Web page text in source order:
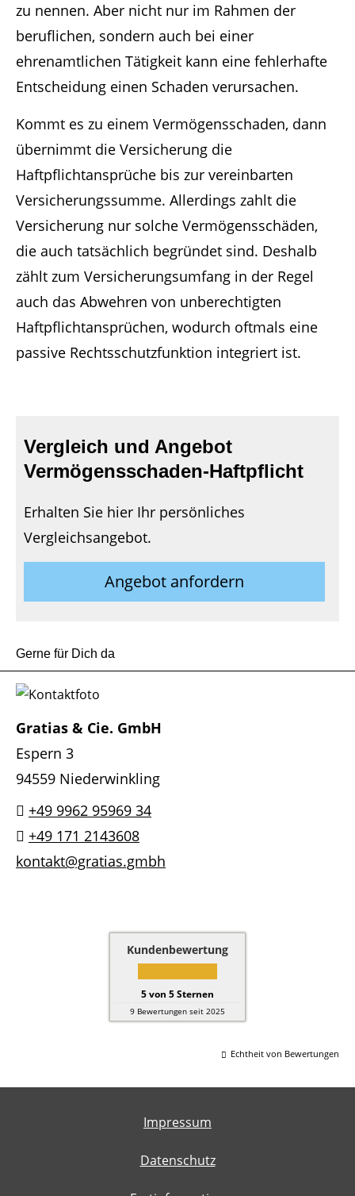
zu nennen. Aber nicht nur im Rahmen der
beruflichen, sondern auch bei einer
ehrenamtlichen Tätigkeit kann eine fehlerhafte
Entscheidung einen Schaden verursachen.
Kommt es zu einem Vermögensschaden, dann
übernimmt die Versicherung die
Haftpflichtansprüche bis zur vereinbarten
Versicherungssumme. Allerdings zahlt die
Versicherung nur solche Vermögensschäden,
die auch tatsächlich begründet sind. Deshalb
zählt zum Versicherungsumfang in der Regel
auch das Abwehren von unberechtigten
Haftpflichtansprüchen, wodurch oftmals eine
passive Rechtsschutzfunktion integriert ist.
Vergleich und Angebot
Vermögensschaden-Haftpflicht
Erhalten Sie hier Ihr persönliches
Vergleichsangebot.
Angebot anfordern
Gerne für Dich da
Gratias & Cie. GmbH
Espern 3
94559 Niederwinkling
+49 9962 95969 34
+49 171 2143608
kontakt@gratias.gmbh
Kundenbewertung
5von 5Sternen
9 Bewertungen seit 2025
Echtheit von Bewertungen
Impressum
Datenschutz